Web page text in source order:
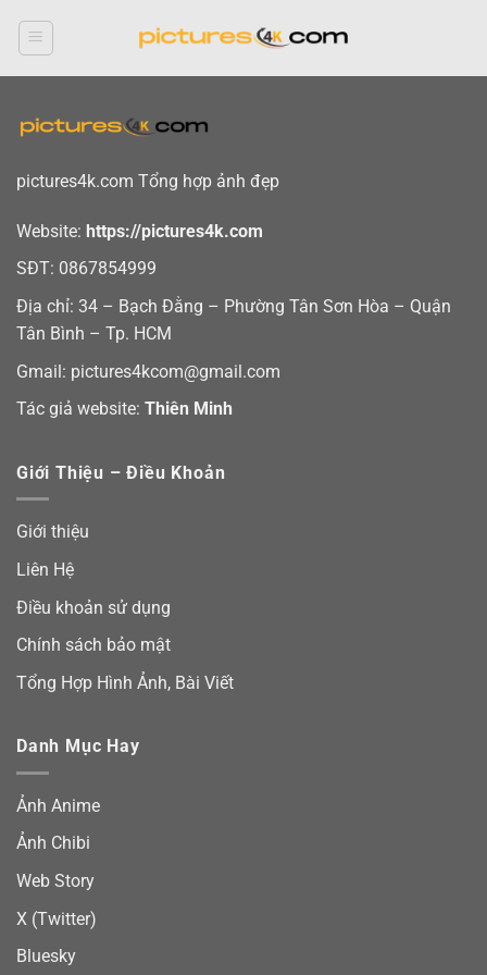
pictures4k.com Tổng hợp ảnh đẹp
Website: https://pictures4k.com
SĐT: 0867854999
Địa chỉ: 34 – Bạch Đằng – Phường Tân Sơn Hòa – Quận
Tân Bình – Tp. HCM
Gmail: pictures4kcom@gmail.com
Tác giả website: Thiên Minh
Giới Thiệu – Điều Khoản
Giới thiệu
Liên Hệ
Điều khoản sử dụng
Chính sách bảo mật
Tổng Hợp Hình Ảnh, Bài Viết
Danh Mục Hay
Ảnh Anime
Ảnh Chibi
Web Story
X (Twitter)
Bluesky